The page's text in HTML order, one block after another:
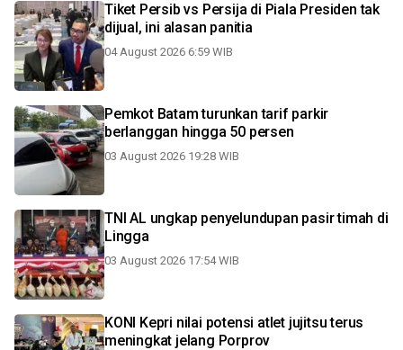
Tiket Persib vs Persija di Piala Presiden tak
dijual, ini alasan panitia
04 August 2026 6:59 WIB
Pemkot Batam turunkan tarif parkir
berlanggan hingga 50 persen
03 August 2026 19:28 WIB
TNI AL ungkap penyelundupan pasir timah di
Lingga
03 August 2026 17:54 WIB
KONI Kepri nilai potensi atlet jujitsu terus
meningkat jelang Porprov